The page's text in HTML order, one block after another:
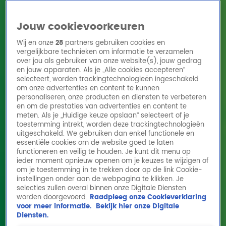
HomeActiesRadioshows DJ'sRadio 10 zendersHitlijsten
Radio luisteren
Volg Radio 10
Zoeken
HomeOnline Radio LuisterenActiesShowsAlle zenders
Lach van 10 Opgave 7
24 mei 2022, 09:01
Lach van 10 Opgave 7
Jouw cookievoorkeuren
Wij en onze28 partners gebruiken cookies en
vergelijkbare technieken om informatie te verzamelen
over jou als gebruiker van onze website(s), jouw gedrag
en jouw apparaten. Als je „Alle cookies accepteren”
selecteert, worden trackingtechnologieën ingeschakeld
om onze advertenties en content te kunnen
personaliseren, onze producten en diensten te verbeteren
en om de prestaties van advertenties en content te
meten. Als je „Huidige keuze opslaan” selecteert of je
toestemming intrekt, worden deze trackingtechnologieën
uitgeschakeld. We gebruiken dan enkel functionele en
essentiële cookies om de website goed te laten
functioneren en veilig te houden. Je kunt dit menu op
ieder moment opnieuw openen om je keuzes te wijzigen of
om je toestemming in te trekken door op de link Cookie-
instellingen onder aan de webpagina te klikken. Je
selecties zullen overal binnen onze Digitale Diensten
worden doorgevoerd. Raadpleeg onze Cookieverklaring
voor meer informatie. Bekijk hier onze Digitale
Diensten.